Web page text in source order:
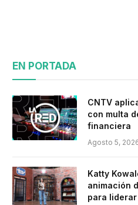
EN PORTADA
CNTV
con multa
financiera
Agosto 5,
Katty
animación
para